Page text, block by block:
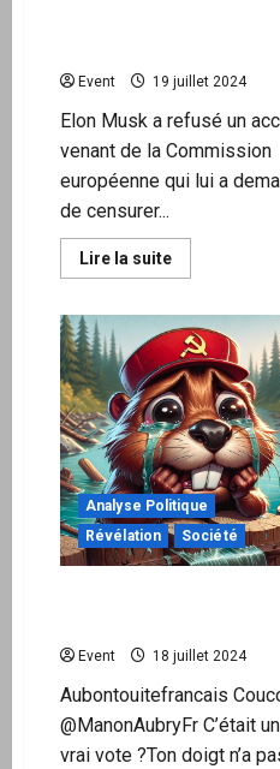
Event 19 juillet 2024
Elon Musk a refusé un
venant de la Commission
européenne qui lui a
de censurer...
Lire la suiteEn
savoir
Elon
Musk:
«La
Commission
européenne
a
proposé
à
X
un
accord
secret
et
illégal»
Analyse Politique
Révélation
Société
Event 18 juillet 2024
Aubontouitefrancais
@ManonAubryFr C’était un
vrai vote ?Ton doigt n’a